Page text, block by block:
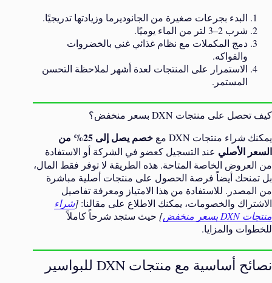
البدء بجرعات صغيرة من الجانوديرما وزيادتها تدريجيًا.
شرب 2–3 لتر من الماء يوميًا.
دمج المكملات مع نظام غذائي غني بالخضروات
والفواكه.
الاستمرار على المنتجات لعدة أشهر لملاحظة التحسن
المستمر.
كيف تحصل على منتجات DXN بسعر منخفض؟
يمكنك شراء منتجات DXN مع
خصم يصل إلى 25% من
السعر الأصلي عند التسجيل كعضو في الشركة أو الاستفادة
من العروض الخاصة المتاحة. هذه الطريقة لا توفر فقط المال،
بل تمنحك أيضاً فرصة الحصول على منتجات أصلية مباشرة
من المصدر. للاستفادة من هذا الامتياز ومعرفة تفاصيل
الاشتراك والخصومات، يمكنك الاطلاع على مقالنا: [شراء
منتجات DXN بسعر منخفض
] حيث ستجد شرحاً كاملاً
للخطوات والمزايا.
نصائح أساسية مع منتجات DXN للبواسير